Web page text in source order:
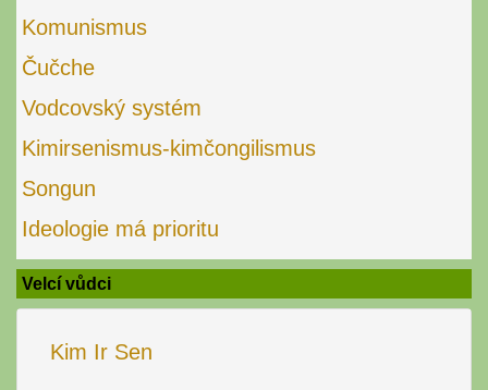
Komunismus
Čučche
Vodcovský systém
Kimirsenismus-kimčongilismus
Songun
Ideologie má prioritu
Velcí vůdci
Kim Ir Sen